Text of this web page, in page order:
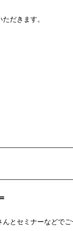
だきます。
とセミナーなどで